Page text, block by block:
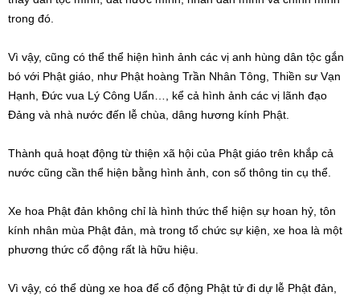
trong đó.
Vì vậy, cũng có thể thể hiện hình ảnh các vị anh hùng dân tộc gắn
bó với Phật giáo, như Phật hoàng Trần Nhân Tông, Thiền sư Vạn
Hạnh, Đức vua Lý Công Uẩn…, kể cả hình ảnh các vị lãnh đạo
Đảng và nhà nước đến lễ chùa, dâng hương kính Phật.
Thành quả hoạt động từ thiện xã hội của Phật giáo trên khắp cả
nước cũng cần thể hiện bằng hình ảnh, con số thông tin cụ thể.
Xe hoa Phật đản không chỉ là hình thức thể hiện sự hoan hỷ, tôn
kính nhân mùa Phật đản, mà trong tổ chức sự kiện, xe hoa là một
phương thức cổ động rất là hữu hiệu.
Vì vậy, có thể dùng xe hoa để cổ động Phật tử đi dự lễ Phật đản,